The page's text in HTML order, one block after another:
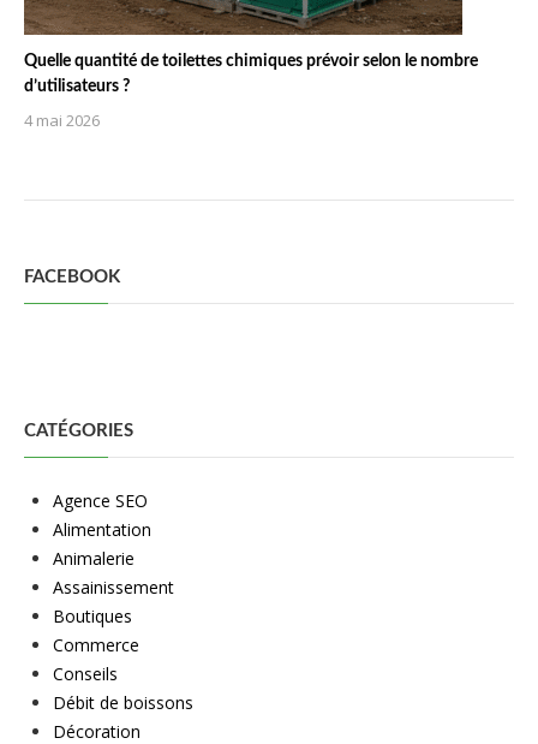
Quelle quantité de toilettes chimiques prévoir selon le nombre
d’utilisateurs ?
4 mai 2026
FACEBOOK
CATÉGORIES
Agence SEO
Alimentation
Animalerie
Assainissement
Boutiques
Commerce
Conseils
Débit de boissons
Décoration